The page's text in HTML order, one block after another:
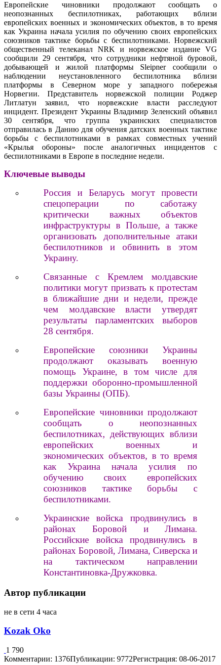
Европейские чиновники продолжают сообщать о
неопознанных беспилотниках, работающих вблизи
европейских военных и экономических объектов, в то время
как Украина начала усилия по обучению своих европейских
союзников тактике борьбы с беспилотниками. Норвежский
общественный телеканал NRK и норвежское издание VG
сообщили 29 сентября, что сотрудники нефтяной буровой,
добывающей и жилой платформы Sleipner сообщили о
наблюдении неустановленного беспилотника вблизи
платформы в Северном море у западного побережья
Норвегии. Представитель норвежской полиции Роджер
Литлатун заявил, что норвежские власти расследуют
инцидент. Президент Украины Владимир Зеленский объявил
30 сентября, что группа украинских специалистов
отправилась в Данию для обучения датских военных тактике
борьбы с беспилотниками в рамках совместных учений
«Крылья обороны» после аналогичных инцидентов с
беспилотниками в Европе в последние недели.
Ключевые выводы
Россия и Беларусь могут провести
спецоперации по саботажу
критически важных объектов
инфраструктуры в Польше, а также
организовать дополнительные атаки
беспилотников и обвинить в этом
Украину.
Связанные с Кремлем молдавские
политики могут призвать к протестам
в ближайшие дни и недели, прежде
чем молдавские власти утвердят
результаты парламентских выборов
28 сентября.
Европейские союзники Украины
продолжают оказывать военную
помощь Украине, в том числе для
поддержки оборонно-промышленной
базы Украины (ОПБ).
Европейские чиновники продолжают
сообщать о неопознанных
беспилотниках, действующих вблизи
европейских военных и
экономических объектов, в то время
как Украина начала усилия по
обучению своих европейских
союзников тактике борьбы с
беспилотниками.
Украинские войска продвинулись в
районах Боровой и Лимана.
Российские войска продвинулись в
районах Боровой, Лимана, Сиверска и
на тактическом направлении
Константиновка-Дружковка.
Автор публикации
не в сети 4 часа
Kozak Oko
1 790
Комментарии: 1376Публикации: 9772Регистрация: 08-06-2017